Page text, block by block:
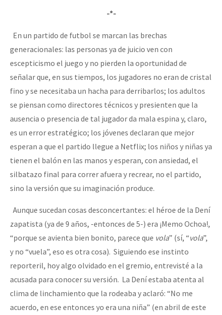
-*-
En un partido de futbol se marcan las brechas
generacionales: las personas ya de juicio ven con
escepticismo el juego y no pierden la oportunidad de
señalar que, en sus tiempos, los jugadores no eran de cristal
fino y se necesitaba un hacha para derribarlos; los adultos
se piensan como directores técnicos y presienten que la
ausencia o presencia de tal jugador da mala espina y, claro,
es un error estratégico; los jóvenes declaran que mejor
esperan a que el partido llegue a Netflix; los niños y niñas ya
tienen el balón en las manos y esperan, con ansiedad, el
silbatazo final para correr afuera y recrear, no el partido,
sino la versión que su imaginación produce.
Aunque sucedan cosas desconcertantes: el héroe de la Dení
zapatista (ya de 9 años, -entonces de 5-) era ¡Memo Ochoa!,
“porque se avienta bien bonito, parece que vola” (sí, “vola”,
y no “vuela”, eso es otra cosa). Siguiendo ese instinto
reporteril, hoy algo olvidado en el gremio, entrevisté a la
acusada para conocer su versión. La Dení estaba atenta al
clima de linchamiento que la rodeaba y aclaró: “No me
acuerdo, en ese entonces yo era una niña” (en abril de este